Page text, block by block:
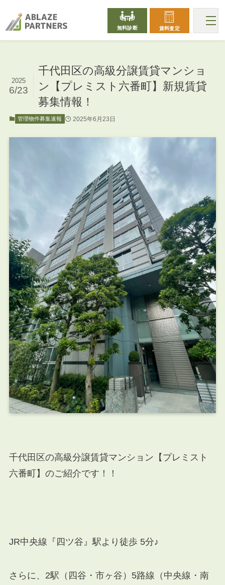
無料診断 賃料査定
千代田区の高級分譲賃貸マンショ
ン【プレミスト六番町】新規賃貸
募集情報！
2025
6/23
管理物件募集速報 2025年6月23日
千代田区の高級分譲賃貸マンション【プレミスト
六番町】のご紹介です！！
JR中央線『四ツ谷』駅より徒歩 5分♪
さらに、 2駅（四谷・市ヶ谷）5路線（中央線・南